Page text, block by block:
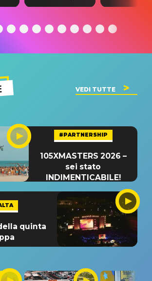
traduzione e
del singolo
testo,
VEDI TUTTE
#PARTNERSHIP
105XMASTERS 2026 –
sei stato
INDIMENTICABILE!
quinta